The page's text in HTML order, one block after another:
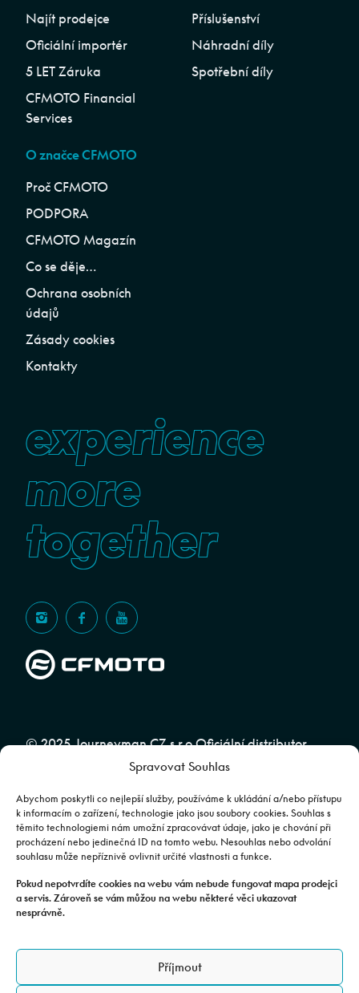
Spravovat Souhlas
Abychom poskytli co nejlepší služby, používáme k ukládání a/nebo přístupu
k informacím o zařízení, technologie jako jsou soubory cookies. Souhlas s
těmito technologiemi nám umožní zpracovávat údaje, jako je chování při
procházení nebo jedinečná ID na tomto webu. Nesouhlas nebo odvolání
souhlasu může nepříznivě ovlivnit určité vlastnosti a funkce.
Pokud nepotvrdíte cookies na webu vám nebude fungovat mapa prodejci
a servis. Zároveň se vám můžou na webu některé věci ukazovat
nesprávně.
Příjmout
Najít prodejce
Oficiální importér
5 LET Záruka
CFMOTO Financial
Services
Příslušenství
Náhradní díly
Spotřební díly
O značce CFMOTO
Proč CFMOTO
PODPORA
CFMOTO Magazín
Co se děje…
Ochrana osobních
údajů
Zásady cookies
Kontakty
experience
more
together
© 2025 Journeyman CZ s.r.o Oficiální distributor
značky CFMOTO pro ČR a SR | Web spravuje
Team
Fotografie mají pouze ilustrativní charakter. Výbava, barevné
kombinace apod. se mohou lišit. Pro upřesnění kontaktujte svého
prodejce. | Veškeré zobrazené informace mají pouze informativní
charakter a nejsou nabídkou ve smyslu ustanovení §1732 odst. 2
zákona č. 89/2012 Sb., občanského zákoníku.
JOURNEYMAN CZ s.r.o. | Podjavorinské 1606/16, Chodov, 149 00
Praha 4 | IČO: 24843920, DIČ: CZ24843920 | Spisová značka: C